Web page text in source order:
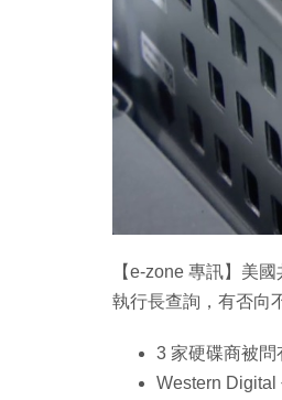
【e-zone 專訊】美
執行長查詢，有否向
3 家硬碟商被
Western Digital